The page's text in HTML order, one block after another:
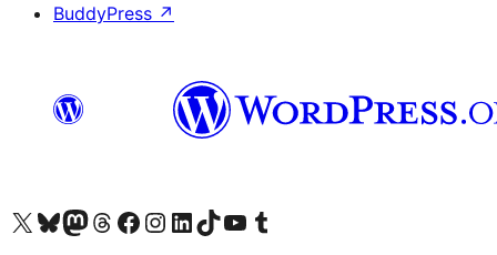
BuddyPress ↗
X (旧 Twitter) アカウントへBluesky アカウントへMastodon アカウントへThreads アカウントへ Facebook ページへInstagram アカウントへ LinkedIn アカウントへTikTok アカウントへYouTube チャンネルへ Tumblr アカウントへ